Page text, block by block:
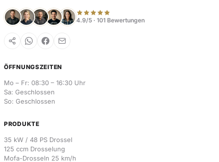
4.9/5 · 101 Bewertungen
ÖFFNUNGSZEITEN
Mo – Fr: 08:30 – 16:30 Uhr
Sa: Geschlossen
So: Geschlossen
PRODUKTE
35 kW / 48 PS Drossel
125 ccm Drosselung
Mofa-Drosseln 25 km/h